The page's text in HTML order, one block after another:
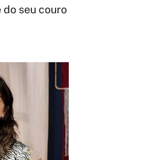
seu couro